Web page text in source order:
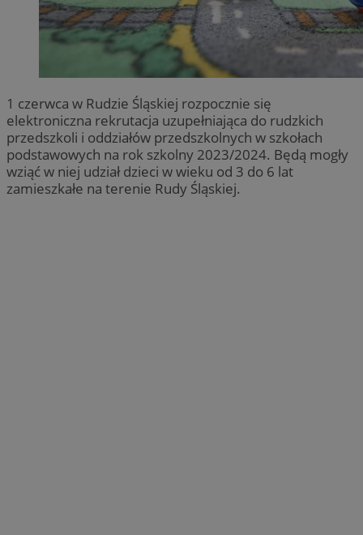
1 czerwca w Rudzie Śląskiej rozpocznie się
elektroniczna rekrutacja uzupełniająca do rudzkich
przedszkoli i oddziałów przedszkolnych w szkołach
podstawowych na rok szkolny 2023/2024. Będą mogły
wziąć w niej udział dzieci w wieku od 3 do 6 lat
zamieszkałe na terenie Rudy Śląskiej.